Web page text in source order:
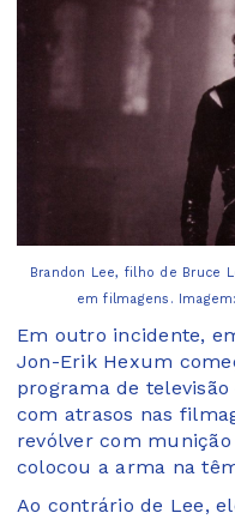
Brandon Lee, filho de Bruce
em filmagens.
Em outro incidente,
Jon-Erik Hexum
programa de
com atrasos nas
revólver com
colocou a arma na
Ao contrário de Lee,